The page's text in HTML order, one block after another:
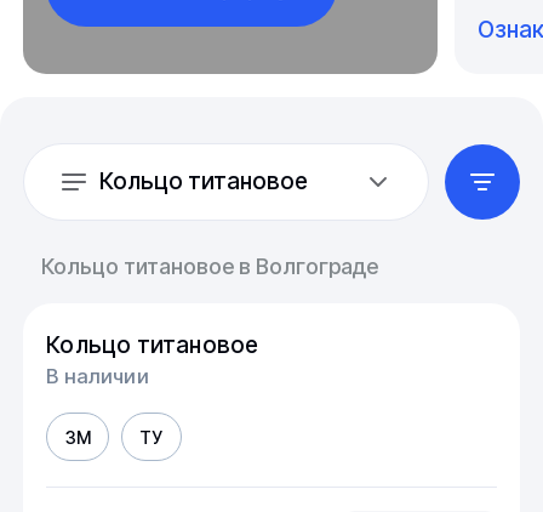
Кольцо титановое
Кольцо титановое в Волгограде
Кольцо титановое
В наличии
3М ТУ